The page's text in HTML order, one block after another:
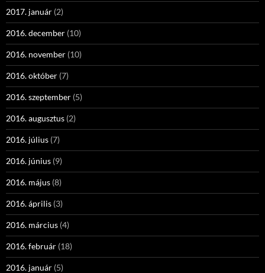
2017. január (2)
2016. december (10)
2016. november (10)
2016. október (7)
2016. szeptember (5)
2016. augusztus (2)
2016. július (7)
2016. június (9)
2016. május (8)
2016. április (3)
2016. március (4)
2016. február (18)
2016. január (5)